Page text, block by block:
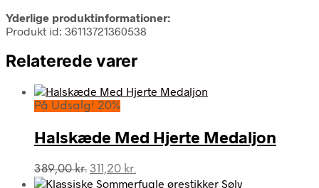
Yderlige produktinformationer:
Produkt id: 36113721360538
Relaterede varer
På Udsalg! 20%
Halskæde Med Hjerte Medaljon
389,00kr. Den
oprindelige
311,20 kr.
aktuelle